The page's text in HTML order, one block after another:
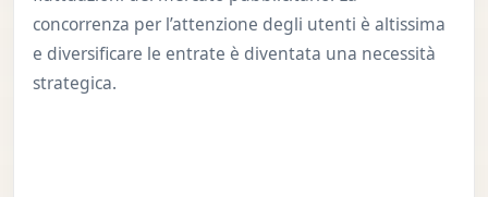
concorrenza per l’attenzione degli utenti è altissima
e diversificare le entrate è diventata una necessità
strategica.